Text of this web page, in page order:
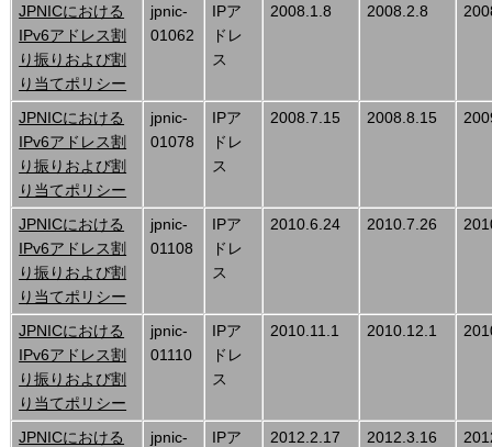
JPNICにおける
IPv6アドレス割
り振りおよび割
り当てポリシー
jpnic-
01062
IPア
ドレ
ス
2008.1.8 2008.2.8
JPNICにおける
IPv6アドレス割
り振りおよび割
り当てポリシー
jpnic-
01078
IPア
ドレ
ス
2008.7.15 2008.8.15
JPNICにおける
IPv6アドレス割
り振りおよび割
り当てポリシー
jpnic-
01108
IPア
ドレ
ス
2010.6.24 2010.7.26
JPNICにおける
IPv6アドレス割
り振りおよび割
り当てポリシー
jpnic-
01110
IPア
ドレ
ス
2010.11.1 2010.12.1
JPNICにおける
jpnic-
IPア
2012.2.17 2012.3.16